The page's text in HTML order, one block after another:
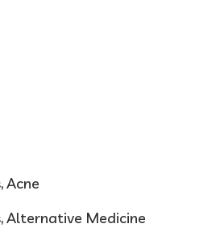
Acne
Alternative Medicine